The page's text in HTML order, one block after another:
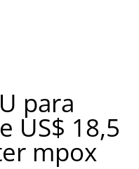
para
US$ 18,5
mpox